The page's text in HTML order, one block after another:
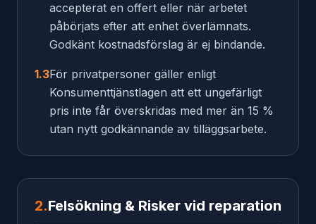
accepterat en offert eller när arbetet
påbörjats efter att enhet överlämnats.
Godkänt kostnadsförslag är ej bindande.
1.3För privatpersoner gäller enligt
Konsumenttjänstlagen att ett ungefärligt
pris inte får överskridas med mer än 15 %
utan nytt godkännande av tilläggsarbete.
2.Felsökning & Risker vid reparation